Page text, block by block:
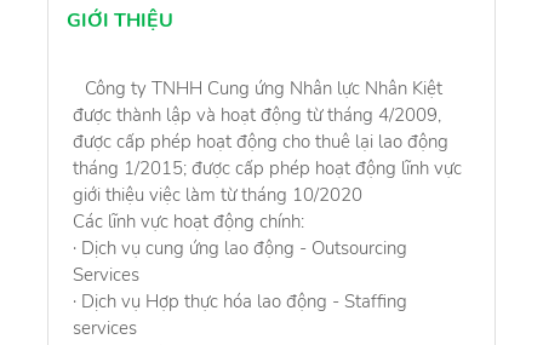
GIỚI THIỆU
Công ty TNHH Cung ứng Nhân lực Nhân Kiệt
được thành lập và hoạt động từ tháng 4/2009,
được cấp phép hoạt động cho thuê lại lao động
tháng 1/2015; được cấp phép hoạt động lĩnh vực
giới thiệu việc làm từ tháng 10/2020
Các lĩnh vực hoạt động chính:
· Dịch vụ cung ứng lao động - Outsourcing
Services
· Dịch vụ Hợp thực hóa lao động - Staffing
services